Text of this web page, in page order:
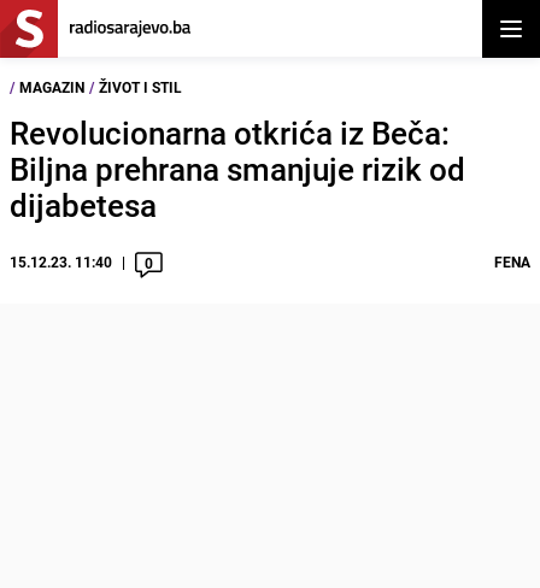
/ MAGAZIN / ŽIVOT I STIL
Revolucionarna otkrića iz Beča:
Biljna prehrana smanjuje rizik od
dijabetesa
15.12.23. 11:40 0 FENA